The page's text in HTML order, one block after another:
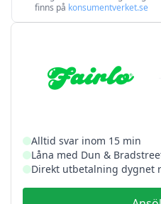
finns på konsumentverket.se
Alltid svar inom 15 min
Låna med Dun &
Direkt utbetalning dygnet